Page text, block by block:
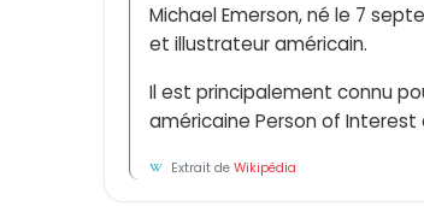
Michael Emerson, né le 7
et illustrateur américain.
Il est principalement connu
américaine Person of Interest
Extrait deWikipédia